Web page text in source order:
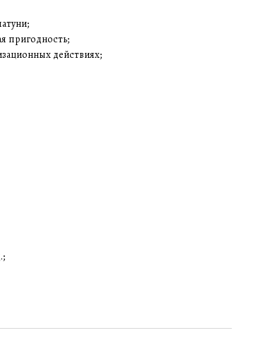
пригодность;
действиях;